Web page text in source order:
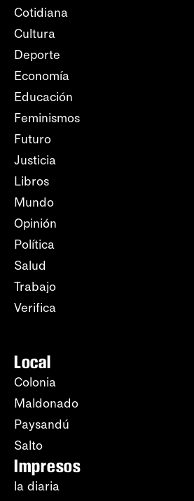
Cotidiana
Cultura
Deporte
Economía
Educación
Feminismos
Futuro
Justicia
Libros
Mundo
Opinión
Política
Salud
Trabajo
Verifica
Local
Colonia
Maldonado
Paysandú
Salto
Impresos
la diaria